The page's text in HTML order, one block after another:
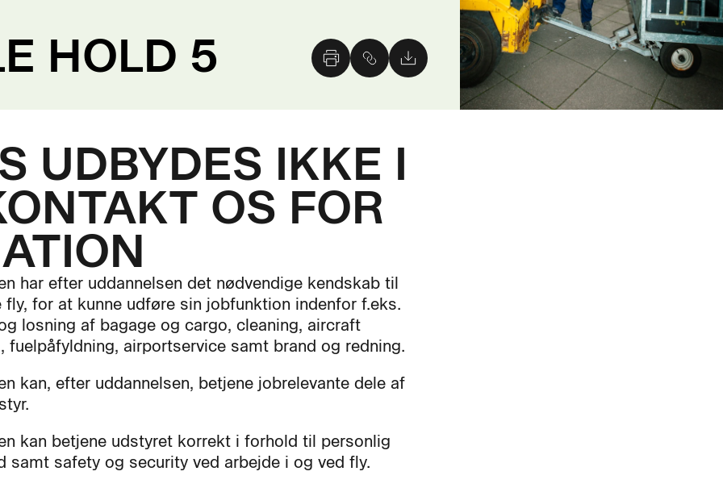
HOLD 5
UDBYDES IKKE I
OS FOR
har efter uddannelsen det nødvendige kendskab til
fly, for at kunne udføre sin jobfunktion indenfor f.eks.
losning af bagage og cargo, cleaning, aircraft
fuelpåfyldning, airportservice samt brand og redning.
kan, efter uddannelsen, betjene jobrelevante dele af
kan betjene udstyret korrekt i forhold til personlig
samt safety og security ved arbejde i og ved fly.